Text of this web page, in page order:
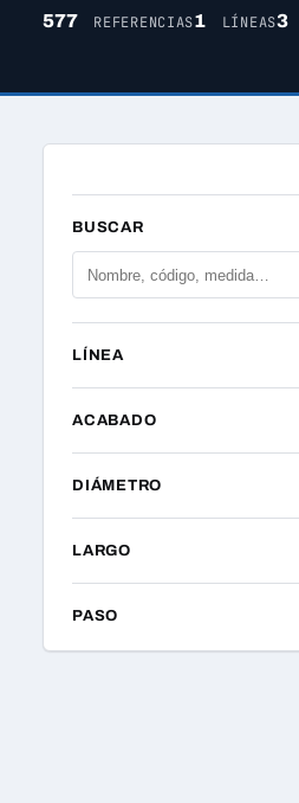
577 REFERENCIAS1 LÍNEAS3
BUSCAR
LÍNEA
ACABADO
DIÁMETRO
LARGO
PASO